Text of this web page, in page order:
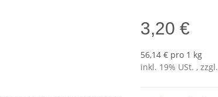
3,20 €
56,14 € pro 1 kg
inkl. 19% USt. , zzgl.